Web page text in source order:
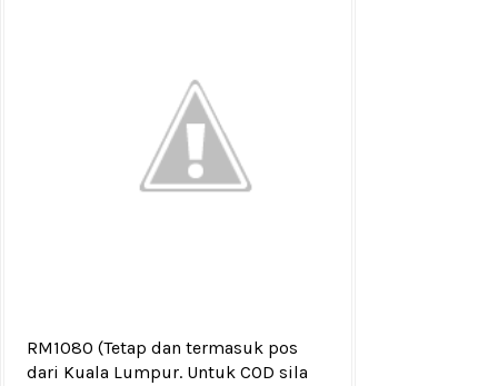
RM1080 (Tetap dan termasuk pos
dari Kuala Lumpur. Untuk COD sila